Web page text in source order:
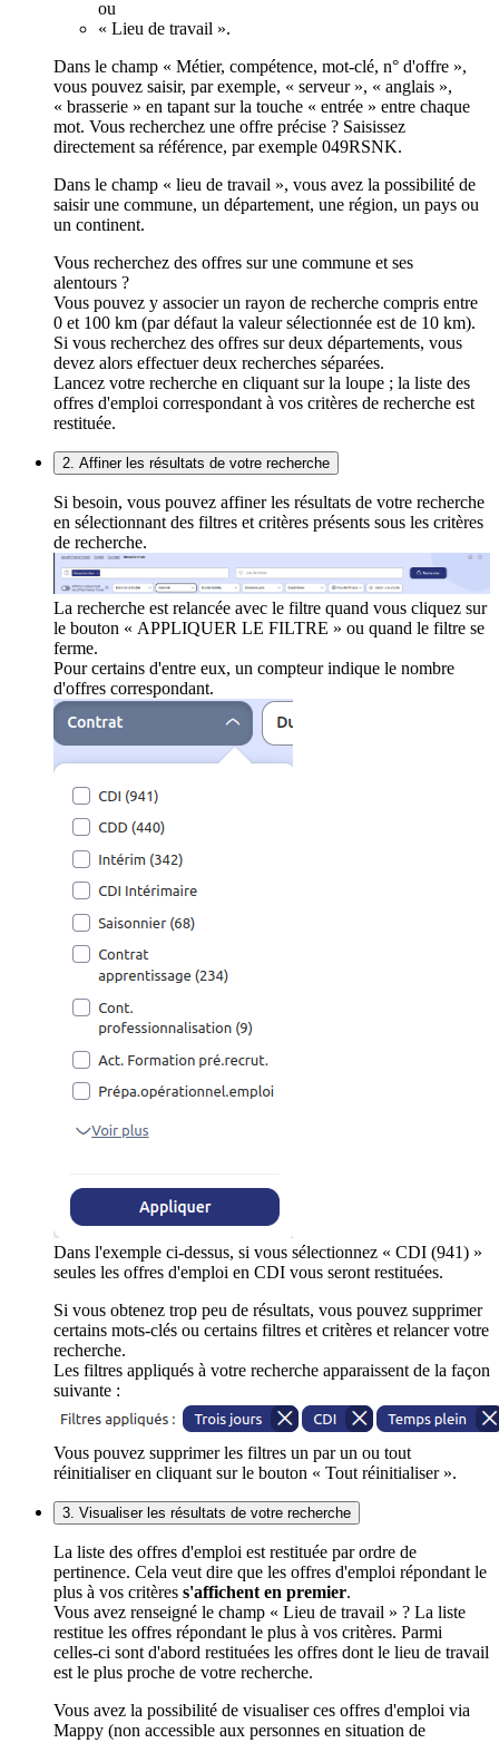
ou
« Lieu de travail ».
Dans le champ « Métier, compétence, mot-clé, n° d'offre »,
vous pouvez saisir, par exemple, « serveur », « anglais »,
« brasserie » en tapant sur la touche « entrée » entre chaque
mot. Vous recherchez une offre précise ? Saisissez
directement sa référence, par exemple 049RSNK.
Dans le champ « lieu de travail », vous avez la possibilité de
saisir une commune, un département, une région, un pays ou
un continent.
Vous recherchez des offres sur une commune et ses
alentours ?
Vous pouvez y associer un rayon de recherche compris entre
0 et 100 km (par défaut la valeur sélectionnée est de 10 km).
Si vous recherchez des offres sur deux départements, vous
devez alors effectuer deux recherches séparées.
Lancez votre recherche en cliquant sur la loupe ; la liste des
offres d'emploi correspondant à vos critères de recherche est
restituée.
2. Affiner les résultats de votre recherche
Si besoin, vous pouvez affiner les résultats de votre recherche
en sélectionnant des filtres et critères présents sous les critères
de recherche.
La recherche est relancée avec le filtre quand vous cliquez sur
le bouton « APPLIQUER LE FILTRE » ou quand le filtre se
ferme.
Pour certains d'entre eux, un compteur indique le nombre
d'offres correspondant.
Dans l'exemple ci-dessus, si vous sélectionnez « CDI (941) »
seules les offres d'emploi en CDI vous seront restituées.
Si vous obtenez trop peu de résultats, vous pouvez supprimer
certains mots-clés ou certains filtres et critères et relancer votre
recherche.
Les filtres appliqués à votre recherche apparaissent de la façon
suivante :
Vous pouvez supprimer les filtres un par un ou tout
réinitialiser en cliquant sur le bouton « Tout réinitialiser ».
3. Visualiser les résultats de votre recherche
La liste des offres d'emploi est restituée par ordre de
pertinence. Cela veut dire que les offres d'emploi répondant le
plus à vos critères s'affichent en premier.
Vous avez renseigné le champ « Lieu de travail » ? La liste
restitue les offres répondant le plus à vos critères. Parmi
celles-ci sont d'abord restituées les offres dont le lieu de travail
est le plus proche de votre recherche.
Vous avez la possibilité de visualiser ces offres d'emploi via
Mappy (non accessible aux personnes en situation de